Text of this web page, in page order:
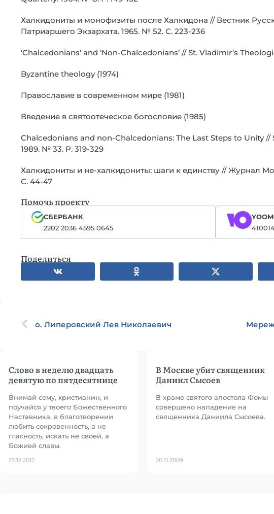
Халкидониты и монофизиты после Халкидона // Вестник
Патриаршего Экзархата. 1965. № 52. С. 223-236
‘Chalcedonians’ and ‘Non-Chalcedonians’ // St. Vladimir’s
Byzantine theology (1974)
Православие в современном мире (1981)
Введение в святоотеческое богословие (1985)
Chalcedonians and non-Chalcedonians: The Last Steps to Unity //
1989. № 33. P. 319-329
Халкидониты и не-халкидониты: шаги к единству // Журнал
С. 44-47
Помочь проекту
СБЕРБАНК
2202 2036 4595 0645
Поделиться
о. Липеровский Лев Николаевич
Слово в неделю двадцать
девятую по пятдесятнице
Внимай сему, христианин, и
поучайся у твоего Божественного
Наставника, в благотворении
любить сокровенность, а не
гласность, искать не своей, а
Божией славы.
22.12.2012
В Москве убит священник
Даниил Сысоев
В храме святого апостола Фомы
совершено нападение на
священника Даниила Сысоева.
20.11.2009